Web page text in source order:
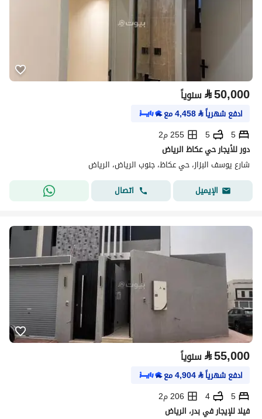
⃁50,000 سنوياً
ادفع شهرياً⃁
4,458مع
5
5
255 م2
دور للأيجار حي عكاظ الرياض
شارع يوسف البزاز، حي عكاظ، جنوب الرياض، الرياض
الإيميل
اتصال
⃁55,000 سنوياً
ادفع شهرياً⃁
4,904مع
5
4
206 م2
فيلا للإيجار في بدر، الرياض